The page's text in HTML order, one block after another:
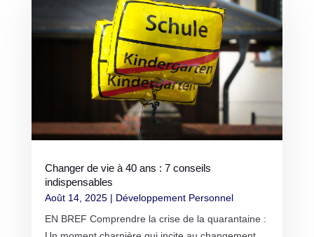
Changer de vie à 40 ans : 7 conseils
indispensables
Août 14, 2025| Développement Personnel
EN BREF Comprendre la crise de la quarantaine :